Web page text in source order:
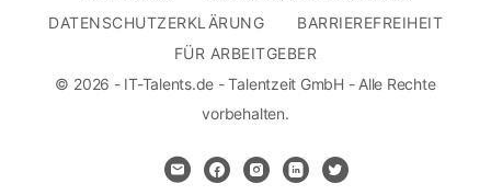
DATENSCHUTZERKLÄRUNG
BARRIEREFREIHEIT
FÜR ARBEITGEBER
© 2026 - IT-Talents.de - Talentzeit GmbH - Alle Rechte
vorbehalten.